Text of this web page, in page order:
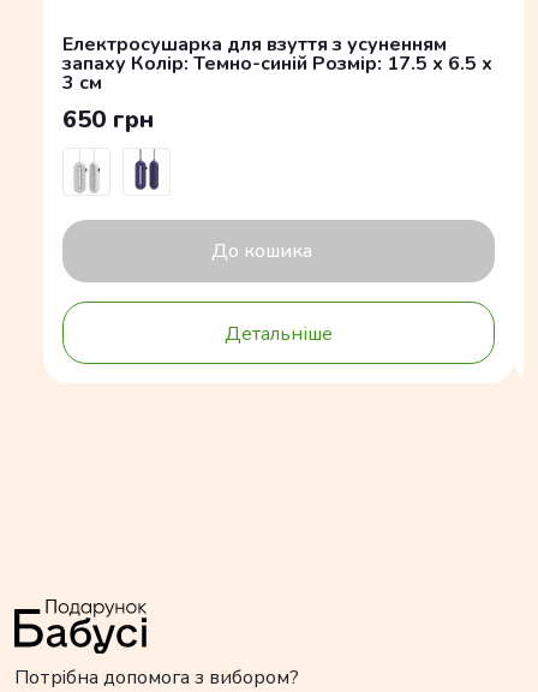
Електросушарка для взуття з усуненням
запаху Колір: Темно-синій Розмір: 17.5 x 6.5 x
3 см
650 грн
До кошика
Детальніше
Потрібна допомога з вибором?